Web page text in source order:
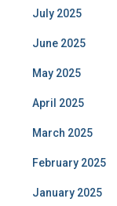
July 2025
June 2025
May 2025
April 2025
March 2025
February 2025
January 2025